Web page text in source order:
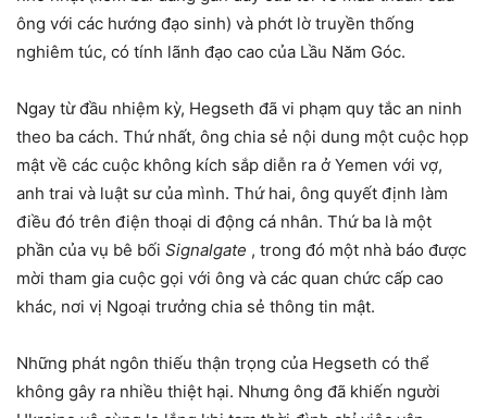
ông với các hướng đạo sinh) và phớt lờ truyền thống
nghiêm túc, có tính lãnh đạo cao của Lầu Năm Góc.
Ngay từ đầu nhiệm kỳ, Hegseth đã vi phạm quy tắc an ninh
theo ba cách. Thứ nhất, ông chia sẻ nội dung một cuộc họp
mật về các cuộc không kích sắp diễn ra ở Yemen với vợ,
anh trai và luật sư của mình. Thứ hai, ông quyết định làm
điều đó trên điện thoại di động cá nhân. Thứ ba là một
phần của vụ bê bối Signalgate , trong đó một nhà báo được
mời tham gia cuộc gọi với ông và các quan chức cấp cao
khác, nơi vị Ngoại trưởng chia sẻ thông tin mật.
Những phát ngôn thiếu thận trọng của Hegseth có thể
không gây ra nhiều thiệt hại. Nhưng ông đã khiến người